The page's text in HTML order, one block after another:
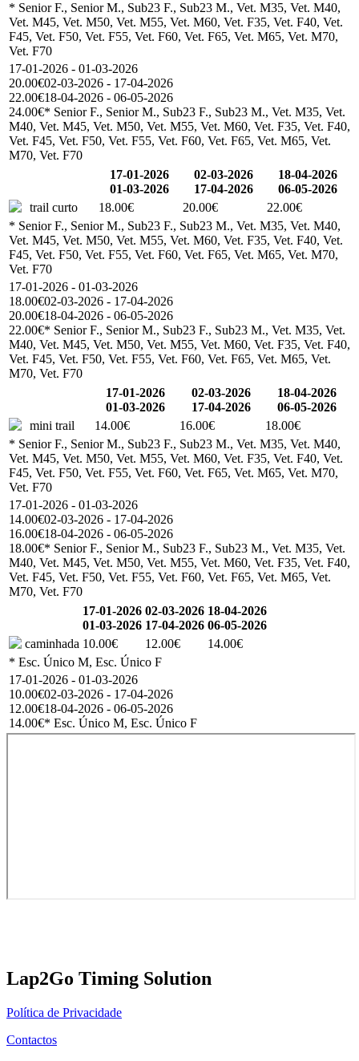
* Senior F., Senior M., Sub23 F., Sub23 M., Vet. M35, Vet. M40,
Vet. M45, Vet. M50, Vet. M55, Vet. M60, Vet. F35, Vet. F40, Vet.
F45, Vet. F50, Vet. F55, Vet. F60, Vet. F65, Vet. M65, Vet. M70,
Vet. F70
17-01-2026 - 01-03-2026
20.00€02-03-2026 - 17-04-2026
22.00€18-04-2026 - 06-05-2026
24.00€* Senior F., Senior M., Sub23 F., Sub23 M., Vet. M35, Vet.
M40, Vet. M45, Vet. M50, Vet. M55, Vet. M60, Vet. F35, Vet. F40,
Vet. F45, Vet. F50, Vet. F55, Vet. F60, Vet. F65, Vet. M65, Vet.
M70, Vet. F70
17-01-2026
01-03-2026
02-03-2026
17-04-2026
18-04-2026
06-05-2026
trail curto
18.00€ 20.00€
22.00€
* Senior F., Senior M., Sub23 F., Sub23 M., Vet. M35, Vet. M40,
Vet. M45, Vet. M50, Vet. M55, Vet. M60, Vet. F35, Vet. F40, Vet.
F45, Vet. F50, Vet. F55, Vet. F60, Vet. F65, Vet. M65, Vet. M70,
Vet. F70
17-01-2026 - 01-03-2026
18.00€02-03-2026 - 17-04-2026
20.00€18-04-2026 - 06-05-2026
22.00€* Senior F., Senior M., Sub23 F., Sub23 M., Vet. M35, Vet.
M40, Vet. M45, Vet. M50, Vet. M55, Vet. M60, Vet. F35, Vet. F40,
Vet. F45, Vet. F50, Vet. F55, Vet. F60, Vet. F65, Vet. M65, Vet.
M70, Vet. F70
17-01-2026
01-03-2026
02-03-2026
17-04-2026
18-04-2026
06-05-2026
mini trail
14.00€ 16.00€
18.00€
* Senior F., Senior M., Sub23 F., Sub23 M., Vet. M35, Vet. M40,
Vet. M45, Vet. M50, Vet. M55, Vet. M60, Vet. F35, Vet. F40, Vet.
F45, Vet. F50, Vet. F55, Vet. F60, Vet. F65, Vet. M65, Vet. M70,
Vet. F70
17-01-2026 - 01-03-2026
14.00€02-03-2026 - 17-04-2026
16.00€18-04-2026 - 06-05-2026
18.00€* Senior F., Senior M., Sub23 F., Sub23 M., Vet. M35, Vet.
M40, Vet. M45, Vet. M50, Vet. M55, Vet. M60, Vet. F35, Vet. F40,
Vet. F45, Vet. F50, Vet. F55, Vet. F60, Vet. F65, Vet. M65, Vet.
M70, Vet. F70
17-01-2026
01-03-2026
02-03-2026
17-04-2026
18-04-2026
06-05-2026
caminhada 10.00€ 12.00€
14.00€
* Esc. Único M, Esc. Único F
17-01-2026 - 01-03-2026
10.00€02-03-2026 - 17-04-2026
12.00€18-04-2026 - 06-05-2026
14.00€* Esc. Único M, Esc. Único F
Lap2Go Timing Solution
Política de Privacidade
Contactos